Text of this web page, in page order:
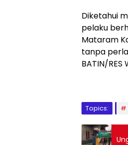
Diketahui
pelaku
Mataram
tanpa
BATIN/
Topics: